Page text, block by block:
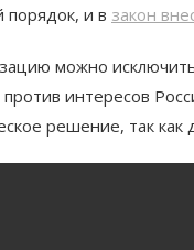
порядок, и в закон
можно
интересов
решение, так